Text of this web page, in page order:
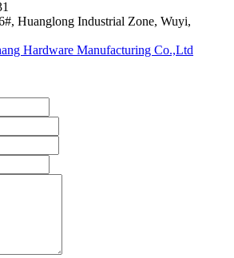
Huanglong Industrial Zone, Wuyi,